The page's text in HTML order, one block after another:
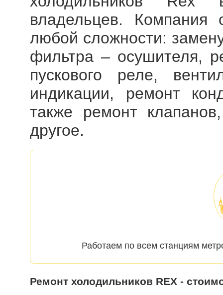
владельцев. Компания
любой сложности:
фильтра – осушителя,
пускового реле,
индикации, ремонт
также ремонт
другое.
Работаем по всем станциям
Ремонт холодильников REX -